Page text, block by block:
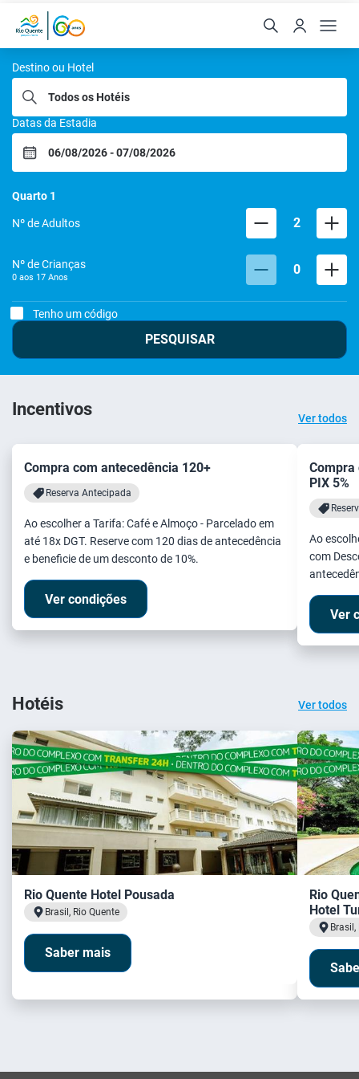
Rio Quente Resorts
Destino ou Hotel
Datas da Estadia
Quarto 1
Nº de Adultos 2
Nº de Crianças
0 aos 17 Anos 0
Tenho um código
PESQUISAR
Incentivos Ver todos
Compra com antecedência 120+
Reserva Antecipada
Ao escolher a Tarifa: Café e Almoço - Parcelado em
até 18x DGT. Reserve com 120 dias de antecedência
e beneficie de um desconto de 10%.
Ver condições
Compra
PIX 5%
Ao
com
Ver
Hotéis Ver todos
Rio Quente Hotel Pousada
Brasil, Rio Quente
Saber mais
Rio
Hotel
Brasil,